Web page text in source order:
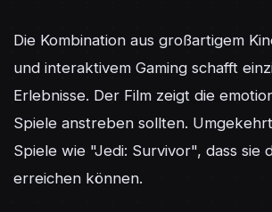
Die Kombination aus großartigem
und interaktivem Gaming schafft
Erlebnisse. Der Film zeigt die
Spiele anstreben sollten.
Spiele wie "Jedi: Survivor", dass sie
erreichen können.